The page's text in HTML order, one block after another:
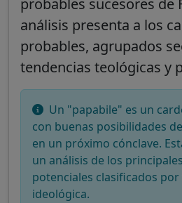
probables sucesores de
análisis presenta a los
probables, agrupados
tendencias teológicas y
Un "papabile" es un
con buenas posibilidades
en un próximo cónclave.
un análisis de los
potenciales clasificados
ideológica.